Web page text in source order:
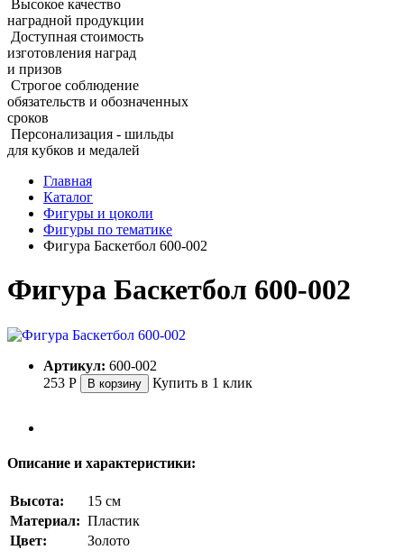
Высокое качество
наградной продукции
Доступная стоимость
изготовления наград
и призов
Строгое соблюдение
обязательств и обозначенных
сроков
Персонализация - шильды
для кубков и медалей
Главная
Каталог
Фигуры и цоколи
Фигуры по тематике
Фигура Баскетбол 600‑002
Фигура Баскетбол 600‑002
Артикул: 600-002
253 Р В корзину Купить в 1 клик
Описание и характеристики:
Высота:
15 см
Материал: Пластик
Цвет:
Золото